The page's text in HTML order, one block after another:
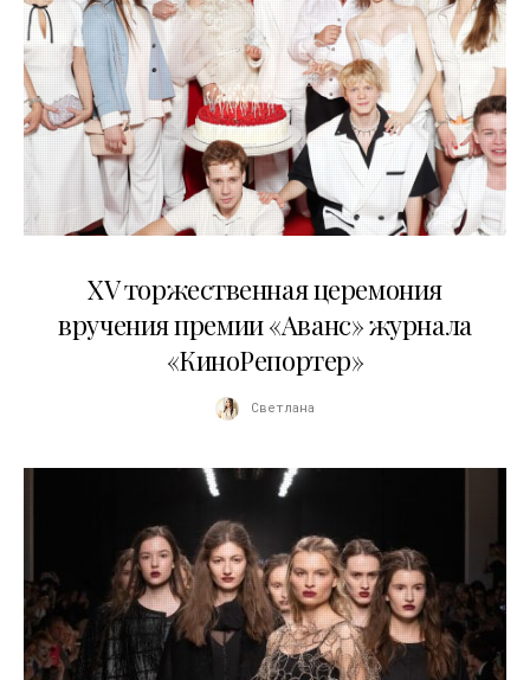
XV торжественная церемония
вручения премии «Аванс» журнала
«КиноРепортер»
Светлана